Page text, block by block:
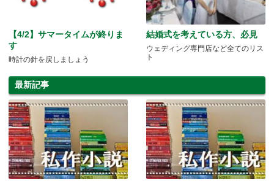
【4/2】サマータイムが終りま
す
時計の針を戻しましょう
結婚式を考えている方、必見
ウェディング専門店など全てのリス
ト
最新記事